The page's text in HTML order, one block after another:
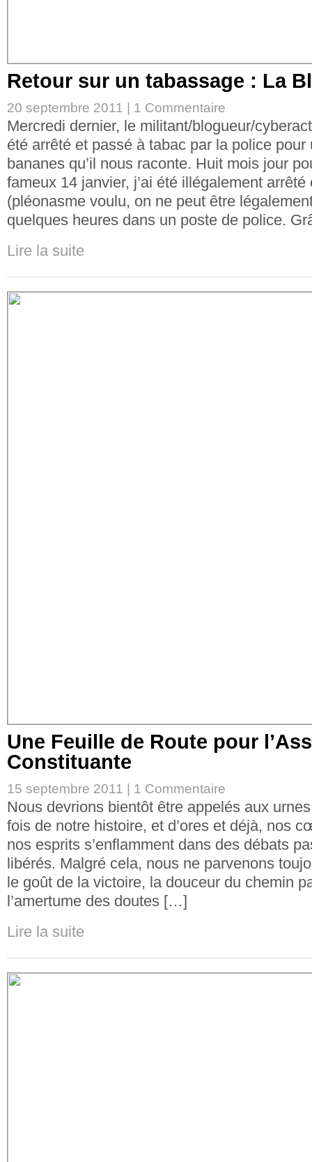
Retour sur un tabassage : La
20 septembre 2011 | 1 Commentaire
Mercredi dernier, le militant/blogueur/
été arrêté et passé à tabac par la police pour
bananes qu’il nous raconte. Huit mois jour
fameux 14 janvier, j’ai été illégalement arrêté
(pléonasme voulu, on ne peut être
quelques heures dans un poste de police.
Lire la suite
Une Feuille de Route pour
Constituante
15 septembre 2011 | 1 Commentaire
Nous devrions bientôt être appelés aux
fois de notre histoire, et d’ores et déjà, nos
nos esprits s’enflamment dans des débats
libérés. Malgré cela, nous ne parvenons
le goût de la victoire, la douceur du chemin
l’amertume des doutes […]
Lire la suite